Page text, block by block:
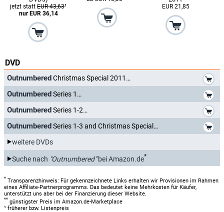
jetzt stattEUR 43,63¹
nur EUR 36,14
EUR 21,85
DVD
OutnumberedChristmas Special 2011
OutnumberedSeries 1
OutnumberedSeries 1-2
OutnumberedSeries 1-3 and Christmas Special
weitere DVDs
Suche nach "Outnumbered"bei Amazon.de*
* Transparenzhinweis: Für gekennzeichnete Links erhalten wir Provisionen im Rahmen
eines Affiliate-Partnerprogramms. Das bedeutet keine Mehrkosten für Käufer,
unterstützt uns aber bei der Finanzierung dieser Website.
** günstigster Preis im Amazon.de-Marketplace
¹ früherer bzw. Listenpreis